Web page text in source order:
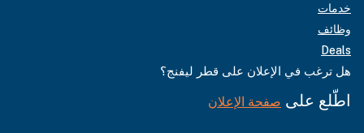
خدمات
وظائف
Deals
هل ترغب في الإعلان على قطر ليفنج؟
اطّلع على صفحة الإعلان